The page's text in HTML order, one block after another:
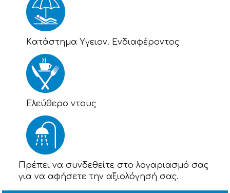
Kατάστημα Υγειον. Ενδιαφέροντος
Eλεύθερο ντους
Πρέπει να συνδεθείτε στο λογαριασμό σας
για να αφήσετε την αξιολόγησή σας.